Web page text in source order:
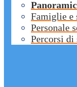
Famiglie e
Personale
Percorsi di